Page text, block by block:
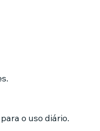
o uso diário.